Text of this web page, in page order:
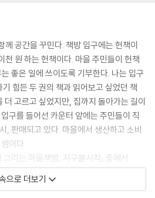
공간을 꾸민다. 책방 입구에는 헌책이
천 원 하는 헌책이다. 마을 주민들이 헌책
좋은 일에 쓰이도록 기부한다. 나는 입구
힘든 두 권의 책과 읽어보고 싶었던 책
고르고 싶었지만, 집까지 돌아가는 길이
구를 들어선 카운터 앞에는 주민들이 직
, 판매되고 있다. 마을에서 생산하고 소비
이다.
리는 마을책방, 지구불시착」 중에서
어 계속 ‘적게 벌고 행복 할 수 있을까’라는
으로 더보기